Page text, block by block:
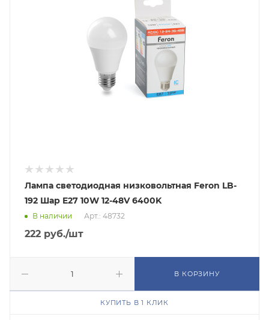
Лампа светодиодная низковольтная Feron LB-
192 Шар E27 10W 12-48V 6400K
В наличии Арт.: 48732
222 руб./шт
В КОРЗИНУ
КУПИТЬ В 1 КЛИК